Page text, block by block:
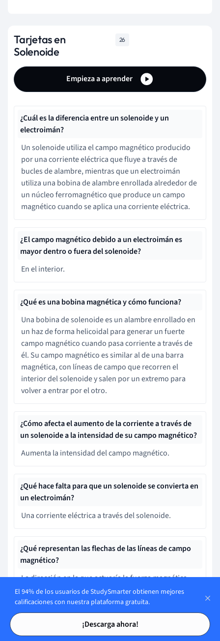
Tarjetas de estudio
Tarjetas de estudio
Tarjetas en
Solenoide
26
Empieza a aprender
¿Cuál es la diferencia entre un solenoide y un
electroimán?
Un solenoide utiliza el campo magnético producido
por una corriente eléctrica que fluye a través de
bucles de alambre, mientras que un electroimán
utiliza una bobina de alambre enrollada alrededor de
un núcleo ferromagnético que produce un campo
magnético cuando se aplica una corriente eléctrica.
¿El campo magnético debido a un electroimán es
mayor dentro o fuera del solenoide?
En el interior.
¿Qué es una bobina magnética y cómo funciona?
Una bobina de solenoide es un alambre enrollado en
un haz de forma helicoidal para generar un fuerte
campo magnético cuando pasa corriente a través de
él. Su campo magnético es similar al de una barra
magnética, con líneas de campo que recorren el
interior del solenoide y salen por un extremo para
volver a entrar por el otro.
¿Cómo afecta el aumento de la corriente a través de
un solenoide a la intensidad de su campo magnético?
Aumenta la intensidad del campo magnético.
¿Qué hace falta para que un solenoide se convierta en
un electroimán?
Una corriente eléctrica a través del solenoide.
¿Qué representan las flechas de las líneas de campo
magnético?
La dirección en la que actuaría la fuerza magnética
sobre un polo norte en ese punto.
Aprende más rápido con las
El 94% de los usuarios de StudySmarter obtienen mejores
calificaciones con nuestra plataforma gratuita.
¡Descarga ahora!